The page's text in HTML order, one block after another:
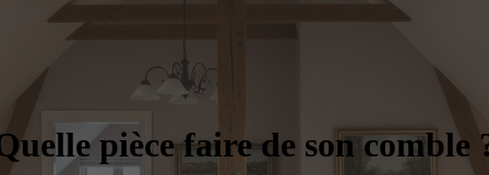
pièce faire de son comble